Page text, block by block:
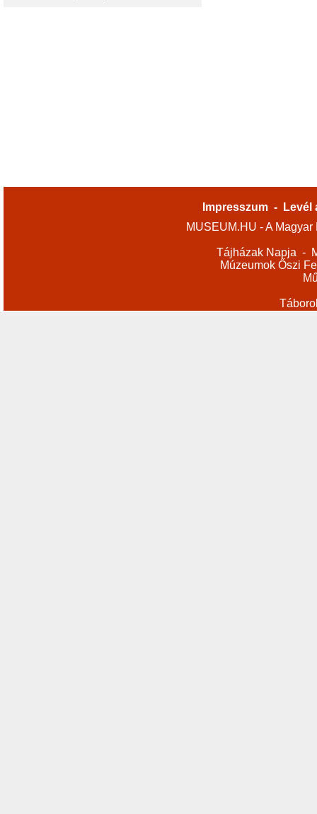
Impresszum -
Levél
MUSEUM.HU - A
Tájházak Napja -
Múzeumok Őszi